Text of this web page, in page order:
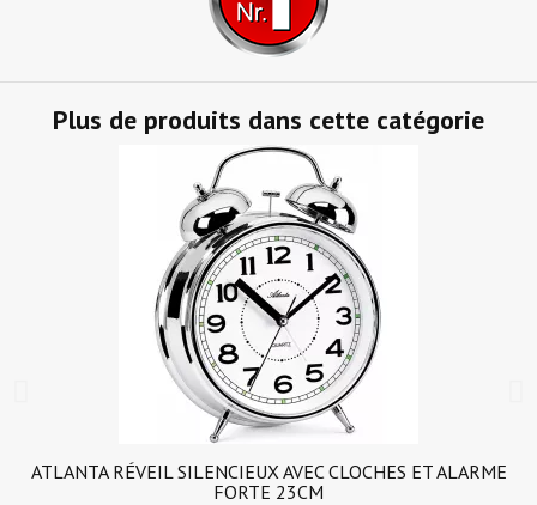
Plus de produits dans cette catégorie
ATLANTA RÉVEIL SILENCIEUX AVEC CLOCHES ET ALARME
FORTE 23CM